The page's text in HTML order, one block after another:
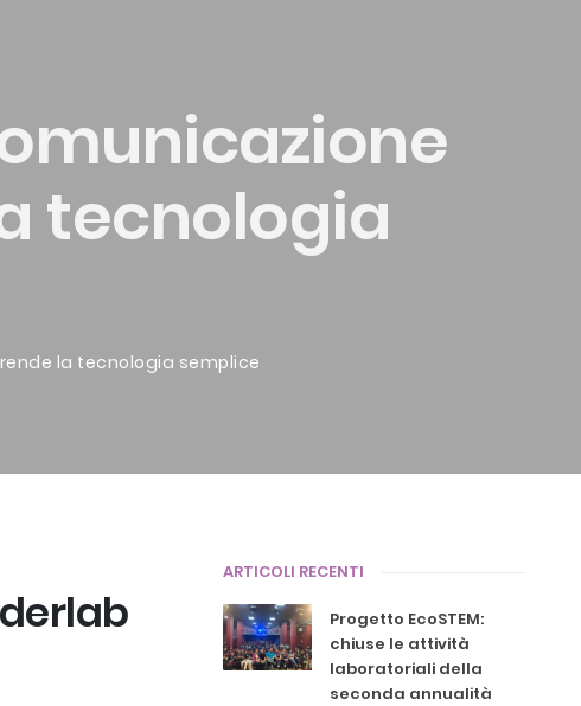
tecnologia
la tecnologia semplice
ARTICOLI RECENTI
Progetto EcoSTEM:
chiuse le attività
laboratoriali della
seconda annualità